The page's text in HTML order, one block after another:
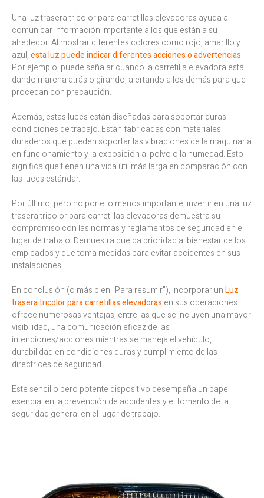
Una luz trasera tricolor para carretillas elevadoras ayuda a
comunicar información importante a los que están a su
alrededor. Al mostrar diferentes colores como rojo, amarillo y
azul,esta luz puede indicar diferentes acciones o advertencias.
Por ejemplo, puede señalar cuando la carretilla elevadora está
dando marcha atrás o girando, alertando a los demás para que
procedan con precaución.
Además, estas luces están diseñadas para soportar duras
condiciones de trabajo. Están fabricadas con materiales
duraderos que pueden soportar las vibraciones de la maquinaria
en funcionamiento y la exposición al polvo o la humedad. Esto
significa que tienen una vida útil más larga en comparación con
las luces estándar.
Por último, pero no por ello menos importante, invertir en una luz
trasera tricolor para carretillas elevadoras demuestra su
compromiso con las normas y reglamentos de seguridad en el
lugar de trabajo. Demuestra que da prioridad al bienestar de los
empleados y que toma medidas para evitar accidentes en sus
instalaciones.
En conclusión (o más bien "Para resumir"), incorporar unLuz
trasera tricolor para carretillas elevadoras en sus operaciones
ofrece numerosas ventajas, entre las que se incluyen una mayor
visibilidad, una comunicación eficaz de las
intenciones/acciones mientras se maneja el vehículo,
durabilidad en condiciones duras y cumplimiento de las
directrices de seguridad.
Este sencillo pero potente dispositivo desempeña un papel
esencial en la prevención de accidentes y el fomento de la
seguridad general en el lugar de trabajo.